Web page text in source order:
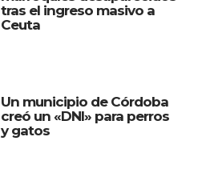
tras el ingreso masivo a
Ceuta
Un municipio de Córdoba
creó un «DNI» para perros
y gatos